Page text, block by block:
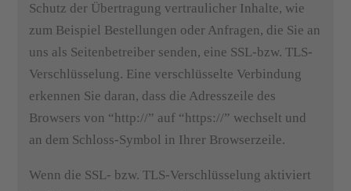
Schutz der Übertragung vertraulicher Inhalte, wie
zum Beispiel Bestellungen oder Anfragen, die Sie an
uns als Seitenbetreiber senden, eine SSL-bzw. TLS-
Verschlüsselung. Eine verschlüsselte Verbindung
erkennen Sie daran, dass die Adresszeile des
Browsers von “http://” auf “https://” wechselt und
an dem Schloss-Symbol in Ihrer Browserzeile.
Wenn die SSL- bzw. TLS-Verschlüsselung aktiviert